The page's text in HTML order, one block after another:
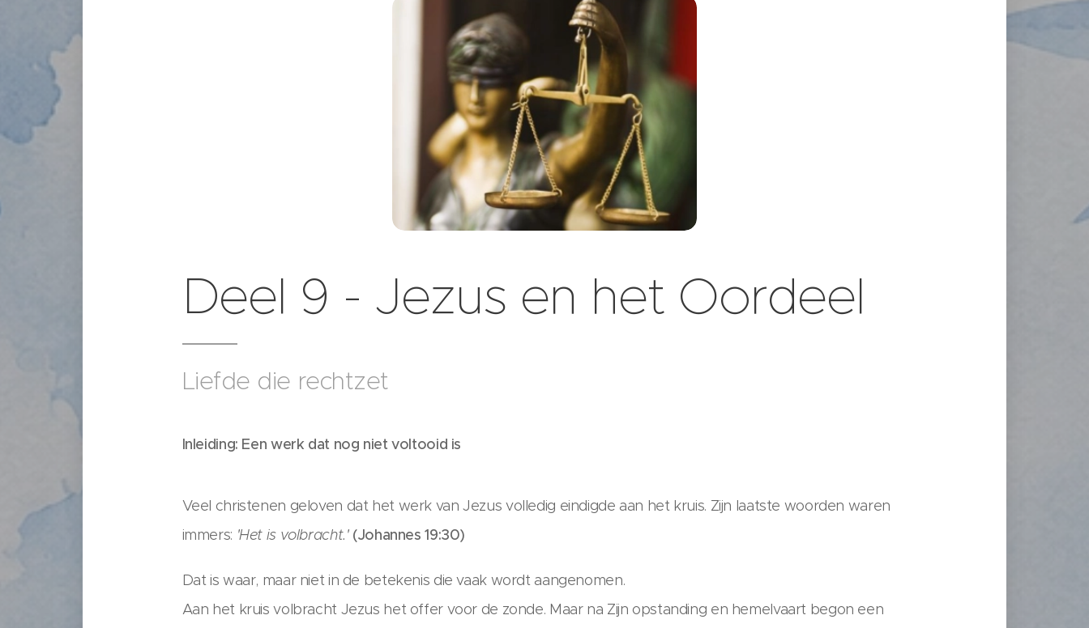
Deel 9 - Jezus en het Oordeel
Liefde die rechtzet
Inleiding: Een werk dat nog niet voltooid is
Veel christenen geloven dat het werk van Jezus volledig eindigde aan het kruis. Zijn laatste woorden waren
immers: 'Het is volbracht.' (Johannes 19:30)
Dat is waar, maar niet in de betekenis die vaak wordt aangenomen.
Aan het kruis volbracht Jezus het offer voor de zonde. Maar na Zijn opstanding en hemelvaart begon een